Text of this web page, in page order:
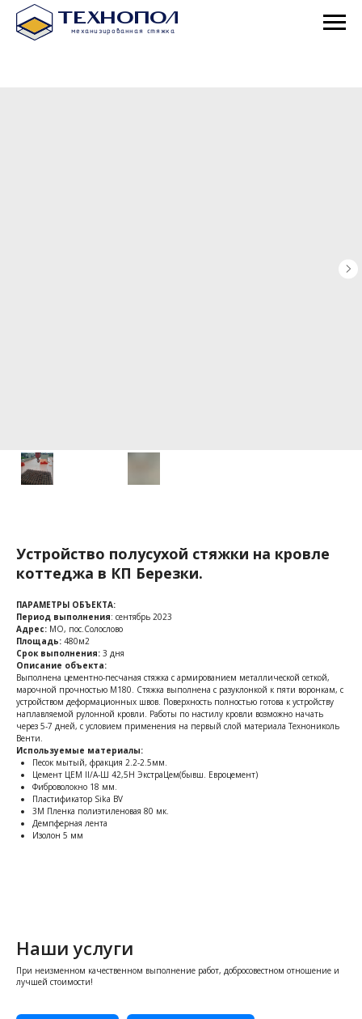
Устройство полусухой стяжки на кровле
коттеджа в КП Березки.
ПАРАМЕТРЫ ОБЪЕКТА:
Период выполнения: сентябрь 2023
Адрес: МО, пос.Солослово
Площадь: 480м2
Срок выполнения: 3 дня
Описание объекта:
Выполнена цементно-песчаная стяжка с армированием металлической сеткой,
марочной прочностью М180. Стяжка выполнена с разуклонкой к пяти воронкам, с
устройством деформационных швов. Поверхность полностью готова к устройству
наплавляемой рулонной кровли. Работы по настилу кровли возможно начать
через 5-7 дней, с условием применения на первый слой материала Технониколь
Венти.
Используемые материалы:
Песок мытый, фракция 2.2-2.5мм.
Цемент ЦЕМ II/A-Ш 42,5Н ЭкстраЦем(бывш. Евроцемент)
Фиброволокно 18 мм.
Пластификатор Sika BV
3M Пленка полиэтиленовая 80 мк.
Демпферная лента
Изолон 5 мм
Наши услуги
При неизменном качественном выполнение работ, добросовестном отношение и
лучшей стоимости!